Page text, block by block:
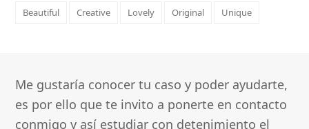
Beautiful Creative Lovely Original Unique
Me gustaría conocer tu caso y poder ayudarte,
es por ello que te invito a ponerte en contacto
conmigo y así estudiar con detenimiento el